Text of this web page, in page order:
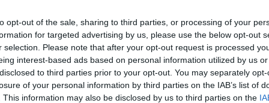
opt-out of the sale, sharing to third parties, or processing of your
for targeted advertising by us, please use the below opt-out
selection. Please note that after your opt-out request is processed
interest-based ads based on personal information utilized by us
to third parties prior to your opt-out. You may separately
of your personal information by third parties on the IAB’s list of
This information may also be disclosed by us to third parties on the
prende Riccardo Idda, difensore algherese classe 1988 che
ha concluso il triennio alla Torres (59 presenze) e, di fatto, la
sua lunga…
L'Ossese si prepara all'esordio in D:
Forzati, Cabrera, Tesio, Limongelli,
Bolzicco e tanti giovani tra i volti